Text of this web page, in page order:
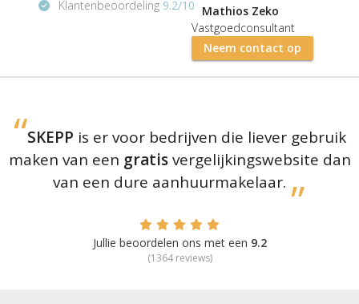
Klantenbeoordeling 9.2/10 Mathios Zeko
Vastgoedconsultant
Neem contact op
SKEPP is er voor bedrijven die liever gebruik
maken van een gratisvergelijkingswebsite dan
van een dure aanhuurmakelaar.
Jullie beoordelen ons met een 9.2
(1364reviews)